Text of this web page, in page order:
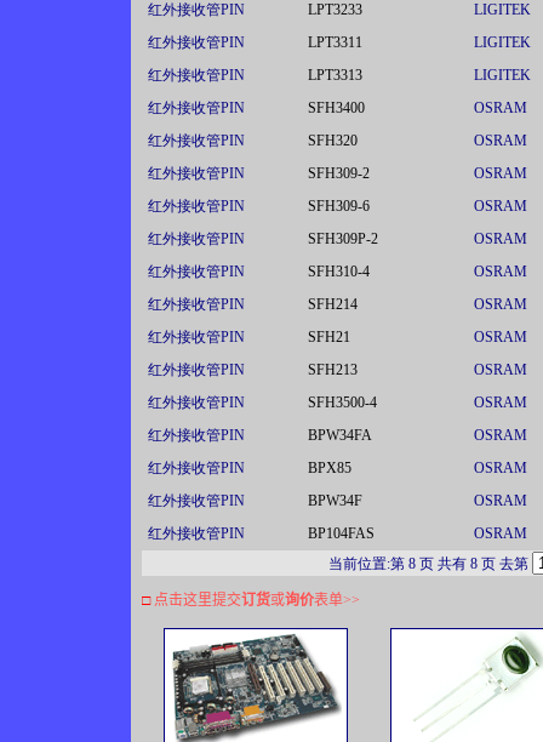
红外接收管PIN
LPT3233
LIGITEK
红外接收管PIN
LPT3311
LIGITEK
红外接收管PIN
LPT3313
LIGITEK
红外接收管PIN
SFH3400
OSRAM
红外接收管PIN
SFH320
OSRAM
红外接收管PIN
SFH309-2
OSRAM
红外接收管PIN
SFH309-6
OSRAM
红外接收管PIN
SFH309P-2
OSRAM
红外接收管PIN
SFH310-4
OSRAM
红外接收管PIN
SFH214
OSRAM
红外接收管PIN
SFH21
OSRAM
红外接收管PIN
SFH213
OSRAM
红外接收管PIN
SFH3500-4
OSRAM
红外接收管PIN
BPW34FA
OSRAM
红外接收管PIN
BPX85
OSRAM
红外接收管PIN
BPW34F
OSRAM
红外接收管PIN
BP104FAS
OSRAM
当前位置:第 8 页 共有 8 页 去第
□ 点击这里提交订货或询价表单>>